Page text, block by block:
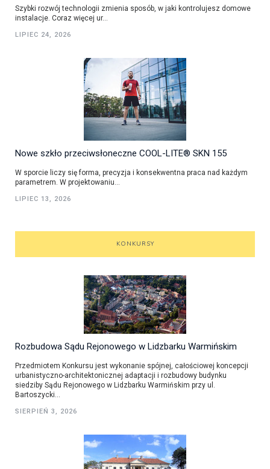
Szybki rozwój technologii zmienia sposób, w jaki kontrolujesz domowe
instalacje. Coraz więcej ur...
LIPIEC 24, 2026
Nowe szkło przeciwsłoneczne COOL-LITE® SKN 155
W sporcie liczy się forma, precyzja i konsekwentna praca nad każdym
parametrem. W projektowaniu...
LIPIEC 13, 2026
KONKURSY
Rozbudowa Sądu Rejonowego w Lidzbarku Warmińskim
Przedmiotem Konkursu jest wykonanie spójnej, całościowej koncepcji
urbanistyczno-architektonicznej adaptacji i rozbudowy budynku
siedziby Sądu Rejonowego w Lidzbarku Warmińskim przy ul.
Bartoszycki...
SIERPIEŃ 3, 2026